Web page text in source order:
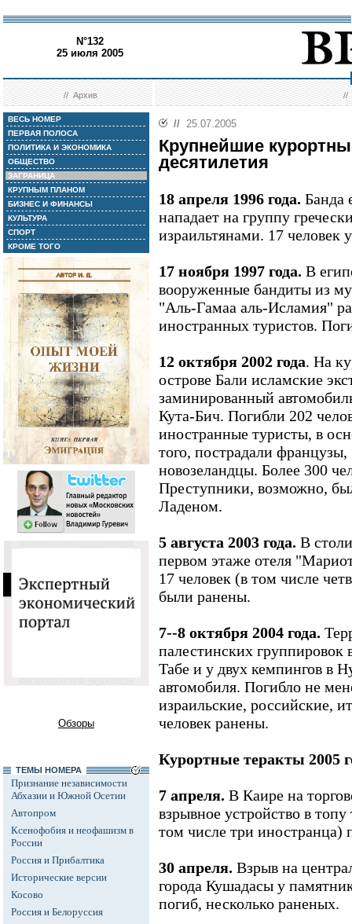
N°132
25 июля 2005
//Архив //
ВЕСЬ НОМЕР
ПЕРВАЯ ПОЛОСА
ПОЛИТИКА И ЭКОНОМИКА
ОБЩЕСТВО
ЗАГРАНИЦА
КРУПНЫМ ПЛАНОМ
БИЗНЕС И ФИНАНСЫ
КУЛЬТУРА
СПОРТ
КРОМЕ ТОГО
Обзоры
ТЕМЫ НОМЕРА
Признание независимости
Абхазии и Южной Осетии
Автопром
Ксенофобия и неофашизм в
России
Россия и Прибалтика
Исторические версии
Косово
Россия и Белоруссия
// 25.07.2005
Крупнейшие
десятилетия
18 апреля 1996 года. Банда
нападает на группу
израильтянами. 17 человек
17 ноября 1997 года. В
вооруженные бандиты из
"Аль-Гамаа аль-Исламия"
иностранных туристов.
12 октября 2002 года. На
острове Бали исламские
заминированный
Кута-Бич. Погибли 202
иностранные туристы, в
того, пострадали
новозеландцы. Более 300
Преступники, возможно,
Ладеном.
5 августа 2003 года. В
первом этаже отеля
17 человек (в том числе
были ранены.
7--8 октября 2004 года.
палестинских
Табе и у двух кемпингов в
автомобиля. Погибло не
израильские, российские,
человек ранены.
Курортные теракты 2005
7 апреля. В Каире на
взрывное устройство в
том числе три иностранца)
30 апреля. Взрыв на
города Кушадасы у
погиб, несколько раненых.